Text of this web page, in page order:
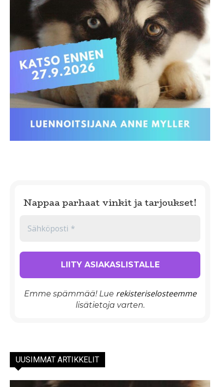
Nappaa parhaat vinkit ja tarjoukset!
Emme spämmää! Lue rekisteriselosteemme
lisätietoja varten.
UUSIMMAT ARTIKKELIT